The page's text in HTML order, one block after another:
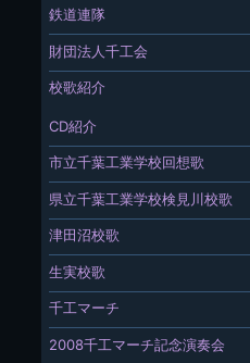
鉄道連隊
財団法人千工会
校歌紹介
CD紹介
市立千葉工業学校回想歌
県立千葉工業学校検見川校歌
津田沼校歌
生実校歌
千工マーチ
2008千工マーチ記念演奏会